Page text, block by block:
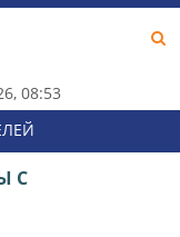
к
08:53
С